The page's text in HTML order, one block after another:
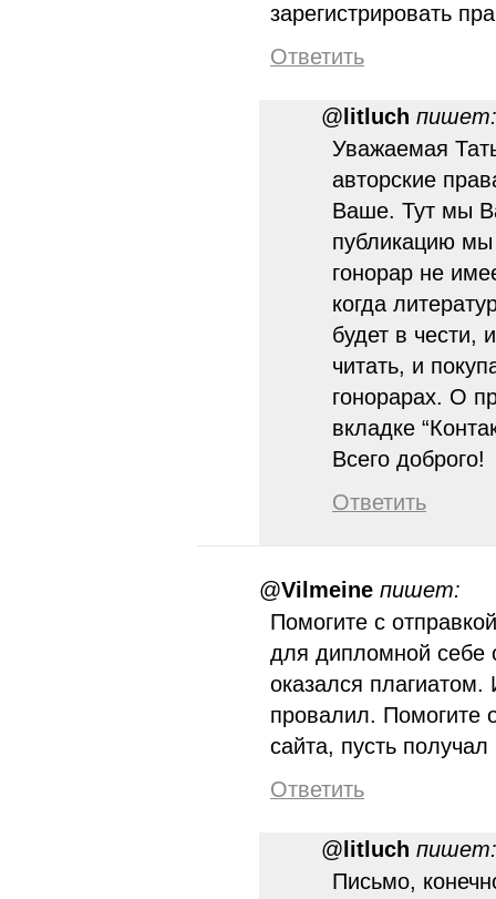
зарегистрировать
Ответить
@ litluch пишет:
Уважаемая
авторские
Ваше. Тут мы
публикацию
гонорар не
когда
будет в чести,
читать, и
гонорарах. О
вкладке
Всего доброго!
Ответить
@Vilmeine пишет:
Помогите с
для дипломной себе
оказался
провалил. Помогите
сайта, пусть
Ответить
@ litluch пишет:
Письмо,